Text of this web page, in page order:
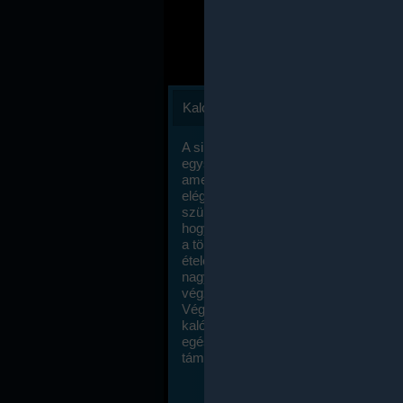
Kalóriaszámlálás
A sikeres fogyás titka valójában igen
egyszerű: égess több energiát, mint
amennyit beviszel. Természetesen
elég nagy fegyelemre és akaraterőre
szükség, de meglepődve fogod
hogy a kalóriaszámolás mennyire
a többi diétához képest. Itt nincsenek
ételek és a megengedett kalóriabevitelt
nagymértékben növelheted ha
végzel.
Végül, de nem utolsó sorban, a
kalóriaszámolás módszerét a legtöbb
egészségügyi szakorvos ajánlja és
támogatja.